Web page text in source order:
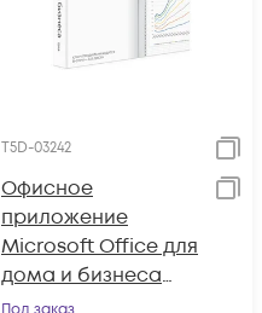
T5D-03242
Офисное
приложение
Microsoft Office для
дома и бизнеса
2019 (BOX)